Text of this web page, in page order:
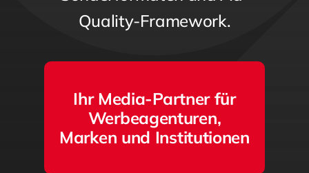
Quality-Framework.
Ihr Media-Partner für
Werbeagenturen,
Marken und Institutionen